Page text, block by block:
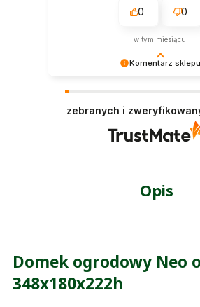
Komentarz sklepu
0 0
w tym miesiącu
zebranych i
Opis
Domek ogrodowy Neo
348x180x222h